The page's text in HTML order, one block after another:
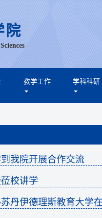
院
教学工作 学科科研
我院开展合作交流
校讲学
丹伊德理斯教育大学